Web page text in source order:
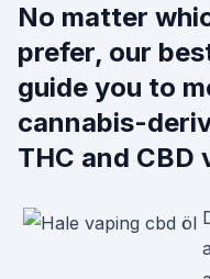
No matter
prefer, our
guide you to
cannabis-
THC and CBD